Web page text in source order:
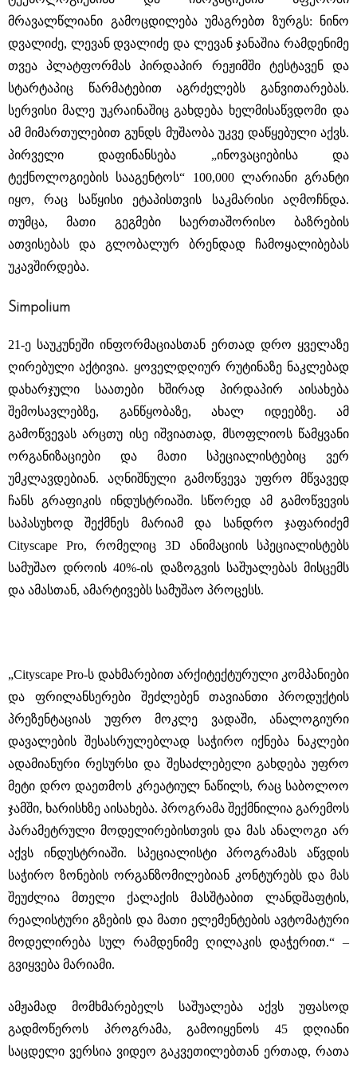
მრავალწლიანი გამოცდილება უმაგრებთ ზურგს: ნინო
დვალიძე, ლევან დვალიძე და ლევან ჯანაშია რამდენიმე
თვეა პლატფორმას პირდაპირ რეჟიმში ტესტავენ და
სტარტაპიც წარმატებით აგრძელებს განვითარებას.
სერვისი მალე უკრაინაშიც გახდება ხელმისაწვდომი და
ამ მიმართულებით გუნდს მუშაობა უკვე დაწყებული აქვს.
პირველი დაფინანსება „ინოვაციებისა და
ტექნოლოგიების სააგენტოს“ 100,000 ლარიანი გრანტი
იყო, რაც საწყისი ეტაპისთვის საკმარისი აღმოჩნდა.
თუმცა, მათი გეგმები საერთაშორისო ბაზრების
ათვისებას და გლობალურ ბრენდად ჩამოყალიბებას
უკავშირდება.
Simpolium
21-ე საუკუნეში ინფორმაციასთან ერთად დრო ყველაზე
ღირებული აქტივია. ყოველდღიურ რუტინაზე ნაკლებად
დახარჯული საათები ხშირად პირდაპირ აისახება
შემოსავლებზე, განწყობაზე, ახალ იდეებზე. ამ
გამოწვევას არცთუ ისე იშვიათად, მსოფლიოს წამყვანი
ორგანიზაციები და მათი სპეციალისტებიც ვერ
უმკლავდებიან. აღნიშნული გამოწვევა უფრო მწვავედ
ჩანს გრაფიკის ინდუსტრიაში. სწორედ ამ გამოწვევის
საპასუხოდ შექმნეს მარიამ და სანდრო ჯაფარიძემ
Cityscape Pro, რომელიც 3D ანიმაციის სპეციალისტებს
სამუშაო დროის 40%-ის დაზოგვის საშუალებას მისცემს
და ამასთან, ამარტივებს სამუშაო პროცესს.
„Cityscape Pro-ს დახმარებით არქიტექტურული კომპანიები
და ფრილანსერები შეძლებენ თავიანთი პროდუქტის
პრეზენტაციას უფრო მოკლე ვადაში, ანალოგიური
დავალების შესასრულებლად საჭირო იქნება ნაკლები
ადამიანური რესურსი და შესაძლებელი გახდება უფრო
მეტი დრო დაეთმოს კრეატიულ ნაწილს, რაც საბოლოო
ჯამში, ხარისხზე აისახება. პროგრამა შექმნილია გარემოს
პარამეტრული მოდელირებისთვის და მას ანალოგი არ
აქვს ინდუსტრიაში. სპეციალისტი პროგრამას აწვდის
საჭირო ზონების ორგანზომილებიან კონტურებს და მას
შეუძლია მთელი ქალაქის მასშტაბით ლანდშაფტის,
რეალისტური გზების და მათი ელემენტების ავტომატური
მოდელირება სულ რამდენიმე ღილაკის დაჭერით.“ –
გვიყვება მარიამი.
ამჟამად მომხმარებელს საშუალება აქვს უფასოდ
გადმოწეროს პროგრამა, გამოიყენოს 45 დღიანი
საცდელი ვერსია ვიდეო გაკვეთილებთან ერთად, რათა